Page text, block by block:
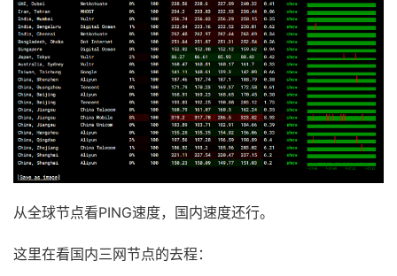
从全球节点看PING速度，国内速度还行。
这里在看国内三网节点的去程：